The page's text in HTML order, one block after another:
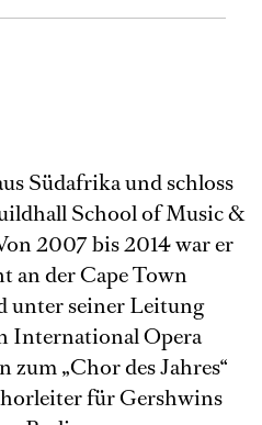
Südafrika und schloss
School of Music &
2007 bis 2014 war er
an der Cape Town
unter seiner Leitung
International Opera
„Chor des Jahres“
für Gershwins